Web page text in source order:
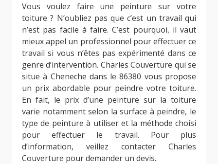
Vous voulez faire une peinture sur votre
toiture ? N’oubliez pas que c’est un travail qui
n’est pas facile à faire. C’est pourquoi, il vaut
mieux appel un professionnel pour effectuer ce
travail si vous n’êtes pas expérimenté dans ce
genre d’intervention. Charles Couverture qui se
situe à Cheneche dans le 86380 vous propose
un prix abordable pour peindre votre toiture.
En fait, le prix d’une peinture sur la toiture
varie notamment selon la surface à peindre, le
type de peinture à utiliser et la méthode choisi
pour effectuer le travail. Pour plus
d’information, veillez contacter Charles
Couverture pour demander un devis.